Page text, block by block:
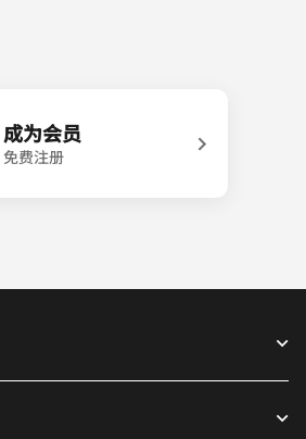
成为会员
免费注册